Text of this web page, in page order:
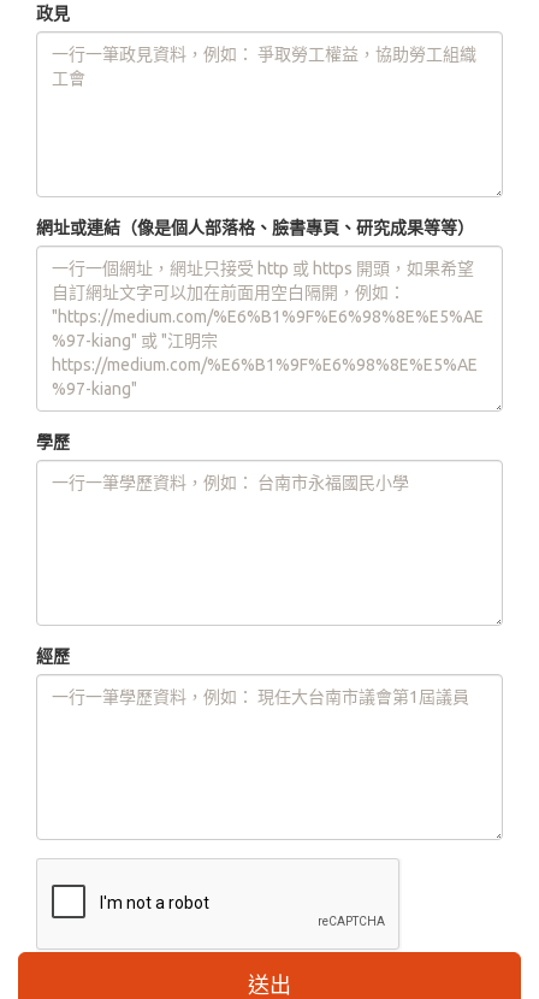
政見
網址或連結（像是個人部落格、臉書專頁、研究成果等等）
學歷
經歷
送出